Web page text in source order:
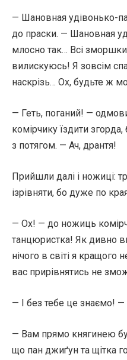
— Шановная удівонько-
до праски. — Шановная
млосно так… Всі
вилискуюсь! Я зовсім
наскрізь… Ох, будьте ж
— Геть, поганий! —
комірчику їздити
з потягом. — Ач, дрантя!
Прийшли далі і ножиці:
ізрівняти, бо дуже по
— Ох! — до ножиць
танцюристка! Як дивно
нічого в світі я кращого
вас прирівнятись не
— І без тебе це знаємо!
— Вам прямо княгинею
що пан джиґун та щітка